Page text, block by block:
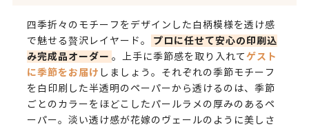
四季折々のモチーフをデザインした白柄模様を透け感
で魅せる贅沢レイヤード。
プロに任せて安心の印刷込
み完成品オーダー 。上手に季節感を取り入れてゲスト
に季節をお届け しましょう。それぞれの季節モチーフ
を白印刷した半透明のペーパーから透けるのは、季節
ごとのカラーをほどこしたパールラメの厚みのあるペ
ーパー。淡い透け感が花嫁のヴェールのように美しさ